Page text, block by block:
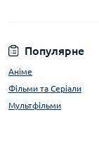
Популярне
Аніме
Фільми та Серіали
Мультфільми